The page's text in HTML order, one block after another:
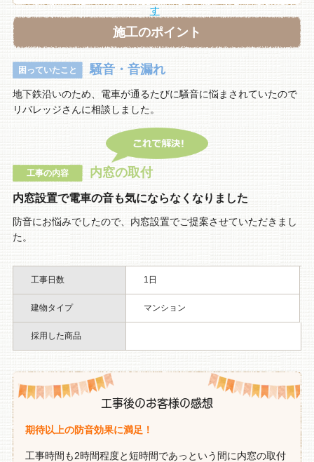
施工のポイント
困っていたこと 騒音・音漏れ
地下鉄沿いのため、電車が通るたびに騒音に悩まされていたので
リバレッジさんに相談しました。
工事の内容 内窓の取付
内窓設置で電車の音も気にならなくなりました
防音にお悩みでしたので、内窓設置でご提案させていただきまし
た。
工事日数 1日
建物タイプ マンション
採用した商品
工事後のお客様の感想
期待以上の防音効果に満足！
工事時間も2時間程度と短時間であっという間に内窓の取付